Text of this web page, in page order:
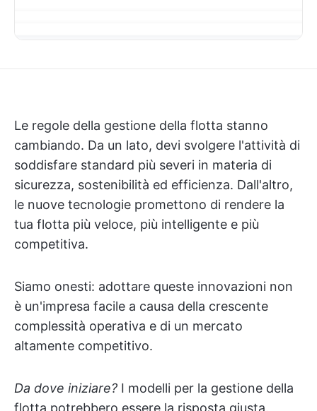
Le regole della gestione della flotta stanno
cambiando. Da un lato, devi svolgere l'attività di
soddisfare standard più severi in materia di
sicurezza, sostenibilità ed efficienza. Dall'altro,
le nuove tecnologie promettono di rendere la
tua flotta più veloce, più intelligente e più
competitiva.
Siamo onesti: adottare queste innovazioni non
è un'impresa facile a causa della crescente
complessità operativa e di un mercato
altamente competitivo.
Da dove iniziare? I modelli per la gestione della
flotta potrebbero essere la risposta giusta.